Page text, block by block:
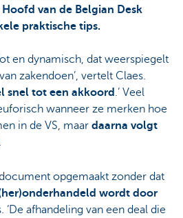
van de Belgian Desk
praktische tips.
en dynamisch, dat weerspiegelt
zakendoen’, vertelt Claes.
snel tot een akkoord .’ Veel
wanneer ze merken hoe
in de VS, maar daarna volgt
opgemaakt zonder dat
wordt door
‘De afhandeling van een deal die